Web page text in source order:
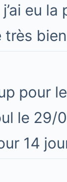
eu la
très
pour
le
14